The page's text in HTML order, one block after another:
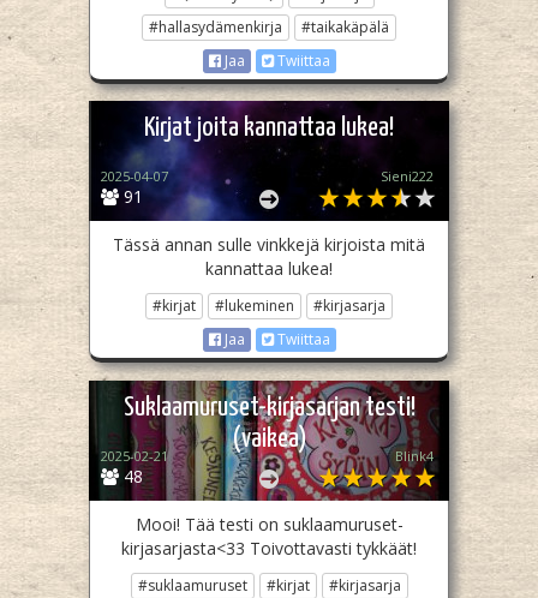
#hallasydämenkirja
#taikakäpälä
Jaa
Twiittaa
Kirjat joita kannattaa lukea!
91
2025-04-07 Sieni222
Tässä annan sulle vinkkejä kirjoista mitä
kannattaa lukea!
#kirjat #lukeminen
#kirjasarja
Jaa
Twiittaa
Suklaamuruset-kirjasarjan testi!
(vaikea)
48
2025-02-21 Blink4
Mooi! Tää testi on suklaamuruset-
kirjasarjasta<33 Toivottavasti tykkäät!
#suklaamuruset #kirjat
#kirjasarja